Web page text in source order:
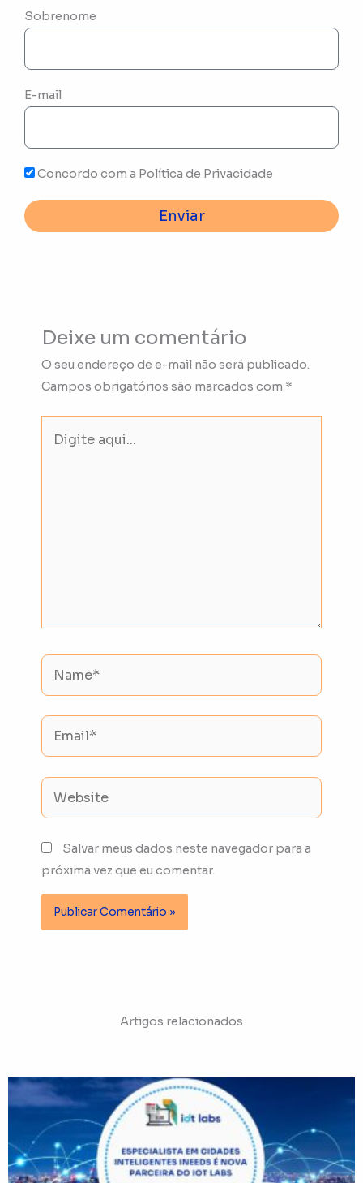
Sobrenome
E-mail
Concordo com a Política de Privacidade
Enviar
Deixe um comentário
O seu endereço de e-mail não será publicado.
Campos obrigatórios são marcados com *
aqui...
Name*
Email*
Website
Salvar meus dados neste navegador para a
próxima vez que eu comentar.
Artigos relacionados